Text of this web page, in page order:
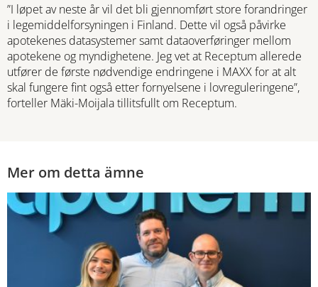
”I løpet av neste år vil det bli gjennomført store forandringer
i legemiddelforsyningen i Finland. Dette vil også påvirke
apotekenes datasystemer samt dataoverføringer mellom
apotekene og myndighetene. Jeg vet at Receptum allerede
utfører de første nødvendige endringene i MAXX for at alt
skal fungere fint også etter fornyelsene i lovreguleringene”,
forteller Mäki-Moijala tillitsfullt om Receptum.
Mer om detta ämne